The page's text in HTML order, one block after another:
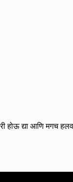
होऊ द्या आणि मगच